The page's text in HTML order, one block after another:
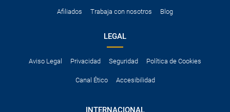
Afiliados Trabaja con nosotros Blog
LEGAL
Aviso Legal Privacidad Seguridad Política de Cookies
Canal Ético Accesibilidad
INTERNACIONAL